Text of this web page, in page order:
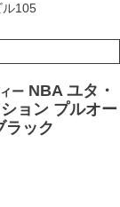
ル105
ー NBA ユタ・
ョン プルオー
ラック